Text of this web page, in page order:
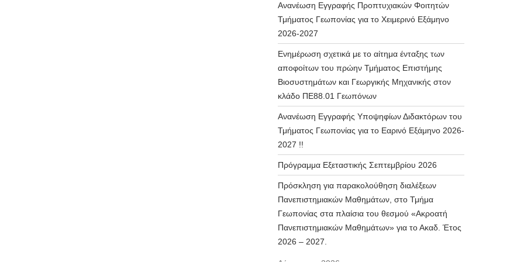
Ανανέωση Εγγραφής Προπτυχιακών Φοιτητών
Τμήματος Γεωπονίας για το Χειμερινό Εξάμηνο
2026-2027
Ενημέρωση σχετικά με το αίτημα ένταξης των
αποφοίτων του πρώην Τμήματος Επιστήμης
Βιοσυστημάτων και Γεωργικής Μηχανικής στον
κλάδο ΠΕ88.01 Γεωπόνων
Ανανέωση Εγγραφής Υποψηφίων Διδακτόρων του
Τμήματος Γεωπονίας για το Εαρινό Εξάμηνο 2026-
2027 !!
Πρόγραμμα Εξεταστικής Σεπτεμβρίου 2026
Πρόσκληση για παρακολούθηση διαλέξεων
Πανεπιστημιακών Μαθημάτων, στο Τμήμα
Γεωπονίας στα πλαίσια του θεσμού «Ακροατή
Πανεπιστημιακών Μαθημάτων» για το Ακαδ. Έτος
2026 – 2027.